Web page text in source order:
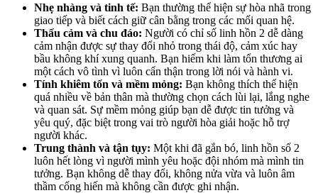
Nhẹ nhàng và tinh tế: Bạn thường thể hiện sự hòa nhã trong
giao tiếp và biết cách giữ cân bằng trong các mối quan hệ.
Thấu cảm và chu đáo: Người có chỉ số linh hồn 2 dễ dàng
cảm nhận được sự thay đổi nhỏ trong thái độ, cảm xúc hay
bầu không khí xung quanh. Bạn hiếm khi làm tổn thương ai
một cách vô tình vì luôn cẩn thận trong lời nói và hành vi.
Tính khiêm tốn và mềm mỏng: Bạn không thích thể hiện
quá nhiều về bản thân mà thường chọn cách lùi lại, lắng nghe
và quan sát. Sự mềm mỏng giúp bạn dễ được tin tưởng và
yêu quý, đặc biệt trong vai trò người hòa giải hoặc hỗ trợ
người khác.
Trung thành và tận tụy: Một khi đã gắn bó, linh hồn số 2
luôn hết lòng vì người mình yêu hoặc đội nhóm mà mình tin
tưởng. Bạn không dễ thay đổi, không nửa vừa và luôn âm
thầm cống hiến mà không cần được ghi nhận.